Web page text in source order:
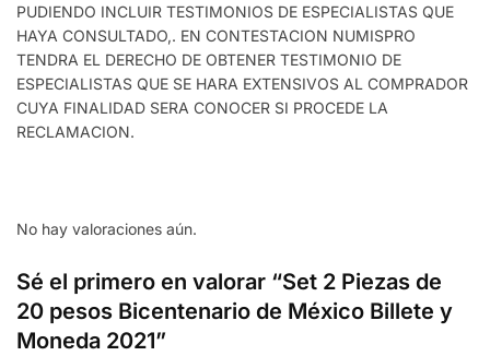
PUDIENDO INCLUIR TESTIMONIOS DE ESPECIALISTAS QUE
HAYA CONSULTADO,. EN CONTESTACION NUMISPRO
TENDRA EL DERECHO DE OBTENER TESTIMONIO DE
ESPECIALISTAS QUE SE HARA EXTENSIVOS AL COMPRADOR
CUYA FINALIDAD SERA CONOCER SI PROCEDE LA
RECLAMACION.
No hay valoraciones aún.
Sé el primero en valorar “Set 2 Piezas de
20 pesos Bicentenario de México Billete y
Moneda 2021”